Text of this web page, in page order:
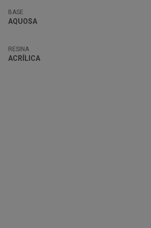
BASE
AQUOSA
RESINA
ACRÍLICA